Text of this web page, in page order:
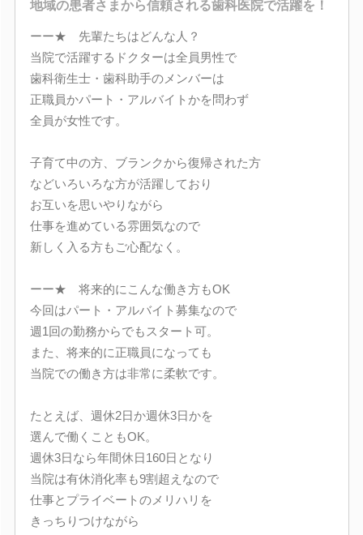
地域の患者さまから信頼される歯科医院で活躍を！
ーー★ 先輩たちはどんな人？
当院で活躍するドクターは全員男性で
歯科衛生士・歯科助手のメンバーは
正職員かパート・アルバイトかを問わず
全員が女性です。
子育て中の方、ブランクから復帰された方
などいろいろな方が活躍しており
お互いを思いやりながら
仕事を進めている雰囲気なので
新しく入る方もご心配なく。
ーー★ 将来的にこんな働き方もOK
今回はパート・アルバイト募集なので
週1回の勤務からでもスタート可。
また、将来的に正職員になっても
当院での働き方は非常に柔軟です。
たとえば、週休2日か週休3日かを
選んで働くこともOK。
週休3日なら年間休日160日となり
当院は有休消化率も9割超えなので
仕事とプライベートのメリハリを
きっちりつけながら